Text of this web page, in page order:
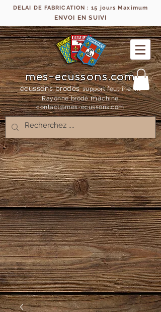
DELAI DE FABRICATION : 15 jours Maximum
ENVOI EN SUIVI
mes-ecussons.com
écussons brodés support feutrine, fil
Rayonne brodémachine
contact@mes-ecussons.com